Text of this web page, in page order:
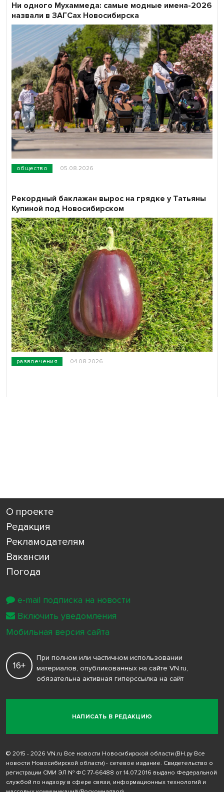
общество 05.08.2026
Ни одного Мухаммеда: самые модные имена-2026
назвали в ЗАГСах Новосибирска
развлечения 04.08.2026
Рекордный баклажан вырос на грядке у Татьяны
Купиной под Новосибирском
О проекте
Редакция
Рекламодателям
Вакансии
Погода
НАПИСАТЬ В РЕДАКЦИЮ
16+
При полном или частичном использовании
материалов, опубликованных на сайте VN.ru,
обязательна активная гиперссылка на сайт
© 2015 - 2026 VN.ru Все новости Новосибирской области (ВН.ру Все
новости Новосибирской области) - сетевое издание. Свидетельство о
регистрации СМИ ЭЛ № ФС 77-66488 от 14.07.2016 выдано Федеральной
службой по надзору в сфере связи, информационных технологий и
e-mail подписка на новости
Включить уведомления
Мобильная версия сайта